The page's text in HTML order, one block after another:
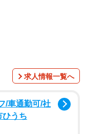
粉を加える。混ぜ
う。
求人情報一覧へ
/車通勤可/社
ひうち